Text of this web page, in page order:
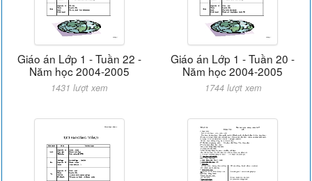
Giáo án Lớp 1 - Tuần 22 -
Năm học 2004-2005
1431 lượt xem
Giáo án Lớp 1 - Tuần 20 -
Năm học 2004-2005
1744 lượt xem